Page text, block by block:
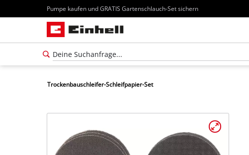
Pumpe kaufen und GRATIS Gartenschlauch-Set sichern
Trockenbauschleifer-Schleifpapier-Set